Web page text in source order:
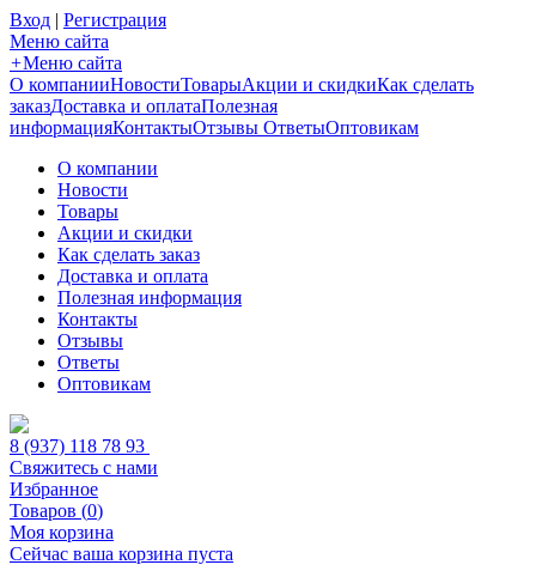
Вход | Регистрация
Меню сайта
+Меню сайта
О компанииНовостиТоварыАкции и скидкиКак сделать
заказДоставка и оплатаПолезная
информацияКонтактыОтзывы ОтветыОптовикам
О компании
Новости
Товары
Акции и скидки
Как сделать заказ
Доставка и оплата
Полезная информация
Контакты
Отзывы
Ответы
Оптовикам
8 (937) 118 78 93
Свяжитесь с нами
Избранное
Товаров (0)
Моя корзина
Сейчас ваша корзина пуста